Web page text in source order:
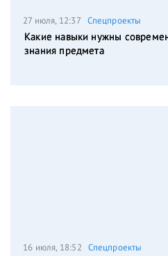
27 июля, 12:37 Спецпроекты
Какие навыки нужны
знания предмета
16 июля, 18:52 Спецпроекты